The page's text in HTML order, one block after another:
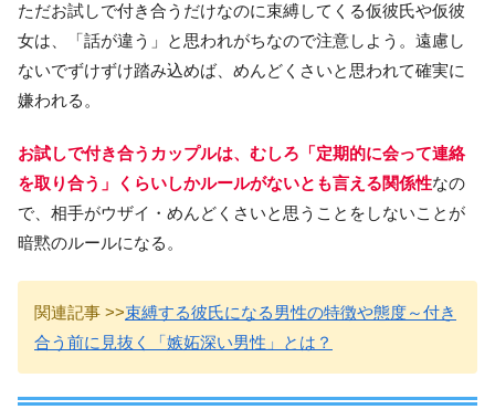
ただお試しで付き合うだけなのに束縛してくる仮彼氏や仮彼
女は、「話が違う」と思われがちなので注意しよう。遠慮し
ないでずけずけ踏み込めば、めんどくさいと思われて確実に
嫌われる。
お試しで付き合うカップルは、むしろ「定期的に会って連絡
を取り合う」くらいしかルールがないとも言える関係性なの
で、相手がウザイ・めんどくさいと思うことをしないことが
暗黙のルールになる。
関連記事 >>束縛する彼氏になる男性の特徴や態度～付き
合う前に見抜く「嫉妬深い男性」とは？